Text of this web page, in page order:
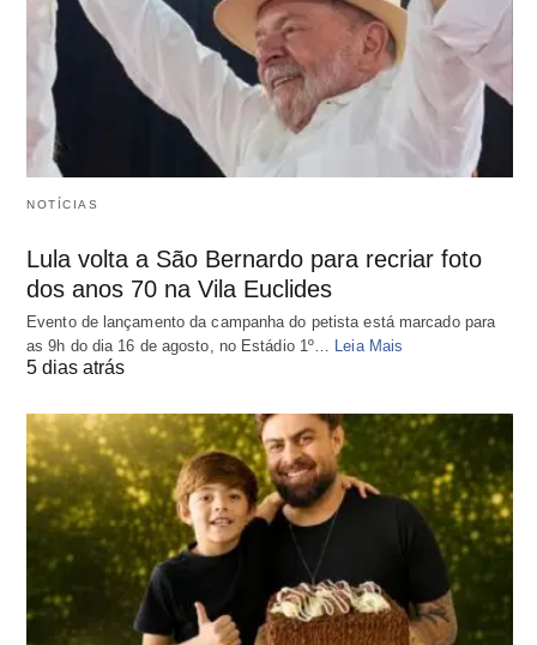
NOTÍCIAS
Lula volta a São Bernardo para recriar foto
dos anos 70 na Vila Euclides
Evento de lançamento da campanha do petista está marcado para
as 9h do dia 16 de agosto, no Estádio 1º… Leia Mais
5 dias atrás